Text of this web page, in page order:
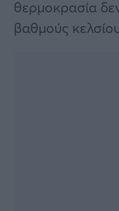
θερμοκρασία
βαθμούς